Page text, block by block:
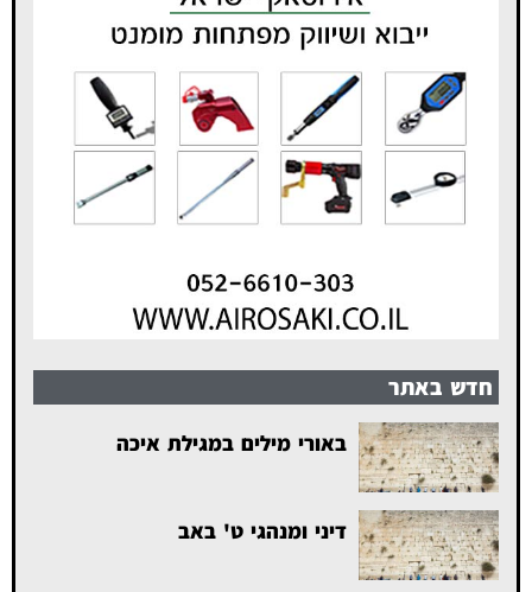
חדש באתר
באורי מילים במגילת איכה
דיני ומנהגי ט' באב